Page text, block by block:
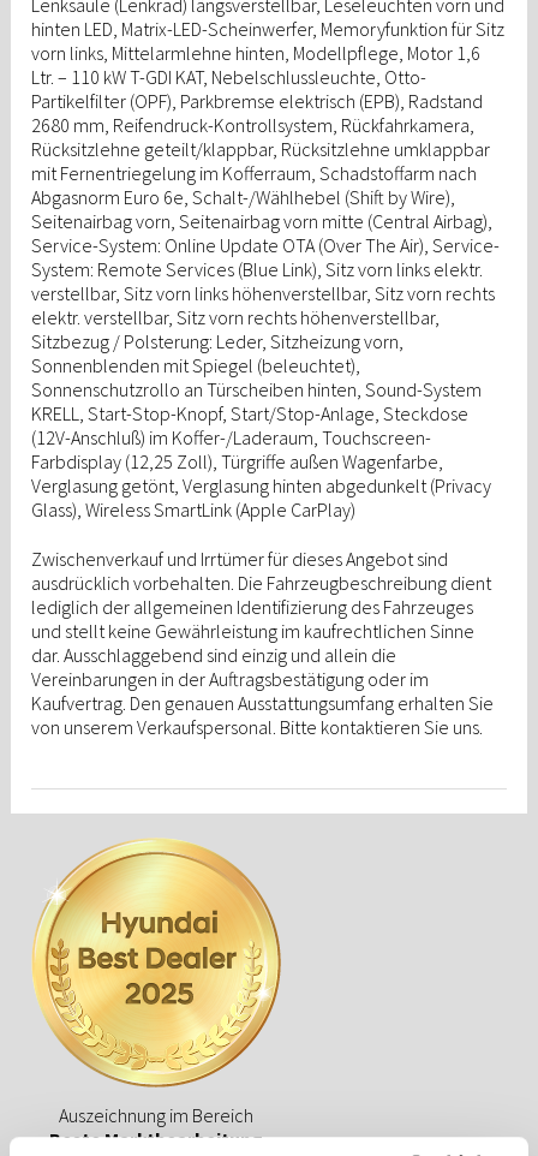
hinten LED, Matrix-LED-Scheinwerfer, Memoryfunktion für Sitz
vorn links, Mittelarmlehne hinten, Modellpflege, Motor 1,6
Ltr. – 110 kW T-GDI KAT, Nebelschlussleuchte, Otto-
Partikelfilter (OPF), Parkbremse elektrisch (EPB), Radstand
2680 mm, Reifendruck-Kontrollsystem, Rückfahrkamera,
Rücksitzlehne geteilt/klappbar, Rücksitzlehne umklappbar
mit Fernentriegelung im Kofferraum, Schadstoffarm nach
Abgasnorm Euro 6e, Schalt-/Wählhebel (Shift by Wire),
Seitenairbag vorn, Seitenairbag vorn mitte (Central Airbag),
Service-System: Online Update OTA (Over The Air), Service-
System: Remote Services (Blue Link), Sitz vorn links elektr.
verstellbar, Sitz vorn links höhenverstellbar, Sitz vorn rechts
elektr. verstellbar, Sitz vorn rechts höhenverstellbar,
Sitzbezug / Polsterung: Leder, Sitzheizung vorn,
Sonnenblenden mit Spiegel (beleuchtet),
Sonnenschutzrollo an Türscheiben hinten, Sound-System
KRELL, Start-Stop-Knopf, Start/Stop-Anlage, Steckdose
(12V-Anschluß) im Koffer-/Laderaum, Touchscreen-
Farbdisplay (12,25 Zoll), Türgriffe außen Wagenfarbe,
Verglasung getönt, Verglasung hinten abgedunkelt (Privacy
Glass), Wireless SmartLink (Apple CarPlay)
Zwischenverkauf und Irrtümer für dieses Angebot sind
ausdrücklich vorbehalten. Die Fahrzeugbeschreibung dient
lediglich der allgemeinen Identifizierung des Fahrzeuges
und stellt keine Gewährleistung im kaufrechtlichen Sinne
dar. Ausschlaggebend sind einzig und allein die
Vereinbarungen in der Auftragsbestätigung oder im
Kaufvertrag. Den genauen Ausstattungsumfang erhalten Sie
von unserem Verkaufspersonal. Bitte kontaktieren Sie uns.
Auszeichnung im Bereich
Beste Marktbearbeitung